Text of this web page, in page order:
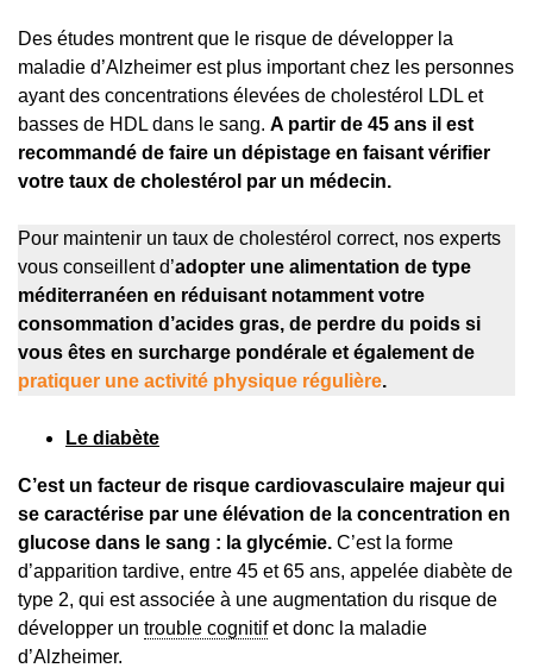
Des études montrent que le risque de développer la
maladie d’Alzheimer est plus important chez les personnes
ayant des concentrations élevées de cholestérol LDL et
basses de HDL dans le sang. A partir de 45 ans il est
recommandé de faire un dépistage en faisant vérifier
votre taux de cholestérol par un médecin.
Pour maintenir un taux de cholestérol correct, nos experts
vous conseillent d’adopter une alimentation de type
méditerranéen en réduisant notamment votre
consommation d’acides gras, de perdre du poids si
vous êtes en surcharge pondérale et également de
pratiquer une activité physique régulière.
Le diabète
C’est un facteur de risque cardiovasculaire majeur qui
se caractérise par une élévation de la concentration en
glucose dans le sang : la glycémie. C’est la forme
d’apparition tardive, entre 45 et 65 ans, appelée diabète de
type 2, qui est associée à une augmentation du risque de
développer un trouble cognitifet donc la maladie
d’Alzheimer.